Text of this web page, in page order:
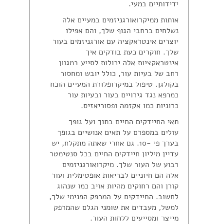
ידידותיים במעי.
אותות ממיקרואורגניזמים במעיים אלה
נשלחים ברחבי הגוף שלך, והם אפילו
יוצרים אינטראקציה עם אורגניזמים בעור
שלך. חוקרים כעת בודקים איך
אינטראקציות אלה יכולות לסייע במגוון
רחב של בעיות עור, כולל יובש ומחסור
בקולגן. טיפול במיקרופלורת המעיים הוכח
כמרפא נגד גירויים בעור ובעיות עור
כרוניות כמו אקזמה ופסוריאזיס.
תאי החיידקים החיים בתוך ועל גופך
עולים במספרם על תאים אנושיים בגופך
בערך פי -10. גם אחרי שאתה מתקלח, יש
עדיין מיליון חיידקים החיים בכל סנטימטר
רבוע של העור שלך. מיקרואורגניזמים
אלה הם חיוניים לבריאות אופטימלית ועור
קורן והם רחוקים מהיות אויב כמו שנהוג
לחשוב. החיידקים על המרפק הפנימי שלך,
למשל, מעבדים את שומני הגלם שהמרפק
מייצר ומסייעים ללחות העור.